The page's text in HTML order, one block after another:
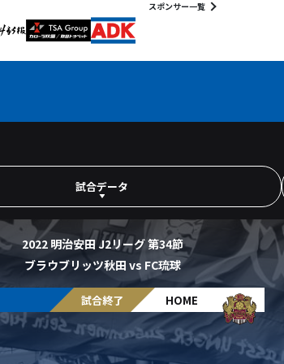
スポンサー一覧
試合データ
2022 明治安田 J2リーグ 第34節
ブラウブリッツ秋田 vs FC琉球
試合終了 HOME